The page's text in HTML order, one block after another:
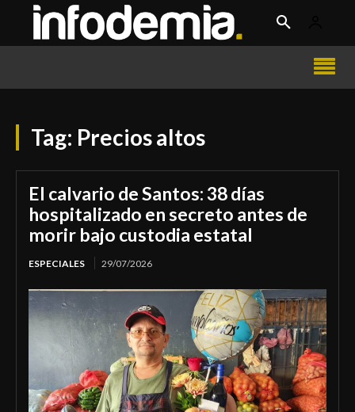
Tag: Precios altos
El calvario de Santos: 38 días
hospitalizado en secreto antes de
morir bajo custodia estatal
ESPECIALES 29/07/2026